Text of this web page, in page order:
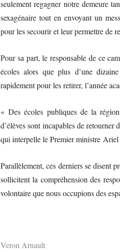
seulement regagner notre demeure
sexagénaire tout en envoyant un
pour les secourir et leur permettre de
Pour sa part, le responsable de ce
écoles alors que plus d’une
rapidement pour les retirer, l’année
« Des écoles publiques de la
d’élèves sont incapables de
qui interpelle le Premier ministre Ariel
Parallèlement, ces derniers se disent
sollicitent la compréhension des
volontaire que nous occupions des
Veron Arnault